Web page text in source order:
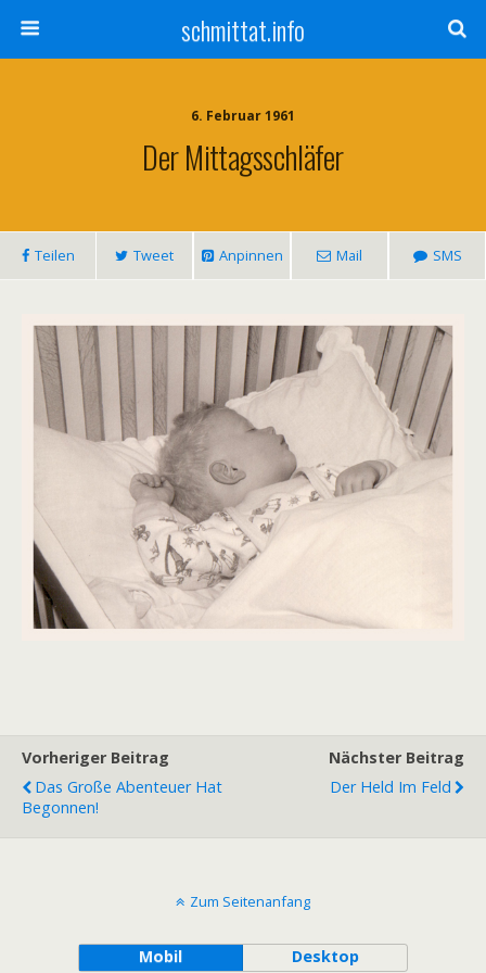
schmittat.info
6. Februar 1961
Der Mittagsschläfer
Teilen Tweet Anpinnen Mail SMS
Vorheriger Beitrag
Das Große Abenteuer Hat
Begonnen!
Nächster Beitrag
Der Held Im Feld
Zum Seitenanfang
Mobil Desktop